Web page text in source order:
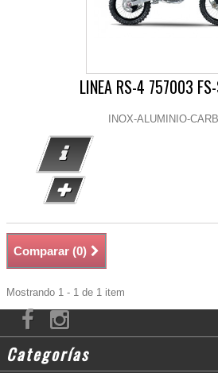
LINEA RS-4 757003
INOX-ALUMINIO-
Comparar (0)
Mostrando 1 - 1 de 1 item
Categorías